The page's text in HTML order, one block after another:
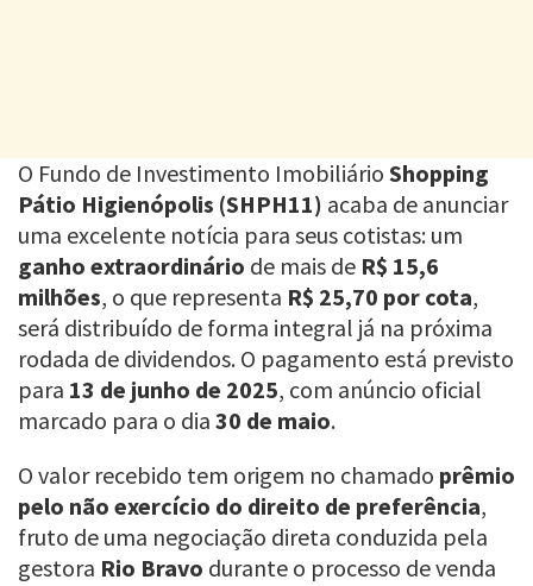
O Fundo de Investimento Imobiliário Shopping
Pátio Higienópolis (SHPH11) acaba de anunciar
uma excelente notícia para seus cotistas: um
ganho extraordinário de mais de R$ 15,6
milhões, o que representa R$ 25,70 por cota,
será distribuído de forma integral já na próxima
rodada de dividendos. O pagamento está previsto
para 13 de junho de 2025, com anúncio oficial
marcado para o dia 30 de maio.
O valor recebido tem origem no chamado prêmio
pelo não exercício do direito de preferência,
fruto de uma negociação direta conduzida pela
gestora Rio Bravo durante o processo de venda